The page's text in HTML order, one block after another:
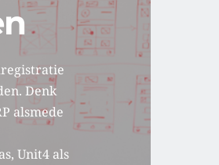
Denk
alsmede
Unit4 als